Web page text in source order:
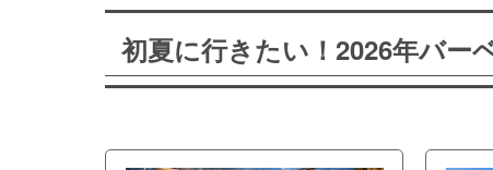
初夏に行きたい！2026年バー